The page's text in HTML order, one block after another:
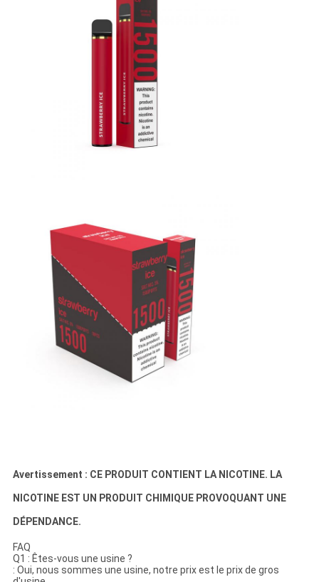
Avertissement : CE PRODUIT CONTIENT LA NICOTINE. LA
NICOTINE EST UN PRODUIT CHIMIQUE PROVOQUANT UNE
DÉPENDANCE.
FAQ
Q1 : Êtes-vous une usine ?
: Oui, nous sommes une usine, notre prix est le prix de gros